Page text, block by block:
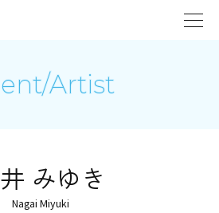
Artist
永井 みゆき
Nagai Miyuki